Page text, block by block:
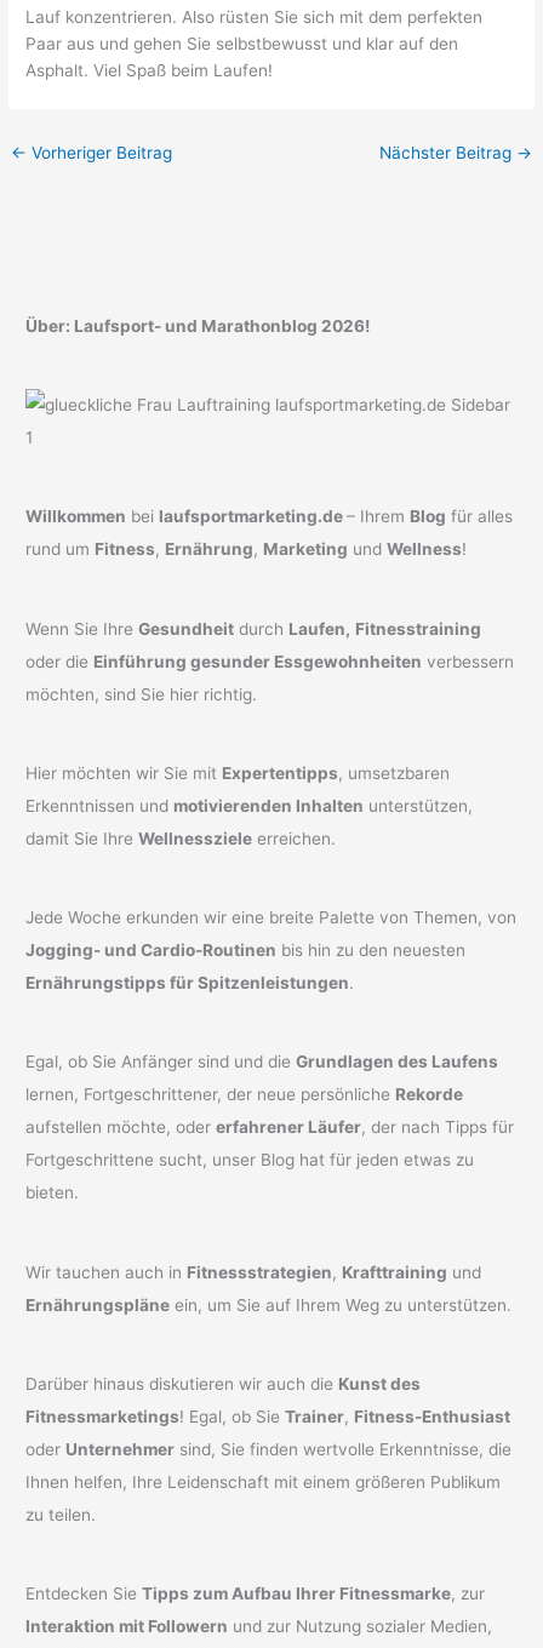
Lauf konzentrieren. Also rüsten Sie sich mit dem perfekten
Paar aus und gehen Sie selbstbewusst und klar auf den
Asphalt. Viel Spaß beim Laufen!
← Vorheriger Beitrag Nächster Beitrag →
Über: Laufsport- und Marathonblog 2026!
Willkommen bei laufsportmarketing.de– Ihrem Blog für alles
rund um Fitness, Ernährung, Marketing undWellness!
Wenn Sie IhreGesundheit durch Laufen, Fitnesstraining
oder die Einführung gesunder Essgewohnheiten verbessern
möchten, sind Sie hier richtig.
Hier möchten wir Sie mit Expertentipps, umsetzbaren
Erkenntnissen und motivierenden Inhalten unterstützen,
damit Sie IhreWellnessziele erreichen.
Jede Woche erkunden wir eine breite Palette von Themen, von
Jogging- und Cardio-Routinen bis hin zu den neuesten
Ernährungstipps für Spitzenleistungen.
Egal, ob Sie Anfänger sind und dieGrundlagen des Laufens
lernen, Fortgeschrittener, der neue persönliche Rekorde
aufstellen möchte, odererfahrener Läufer, der nach Tipps für
Fortgeschrittene sucht, unser Blog hat für jeden etwas zu
bieten.
Wir tauchen auch in Fitnessstrategien, Krafttraining und
Ernährungspläne ein, um Sie auf Ihrem Weg zu unterstützen.
Darüber hinaus diskutieren wir auch die Kunst des
Fitnessmarketings! Egal, ob SieTrainer, Fitness-Enthusiast
oder Unternehmer sind, Sie finden wertvolle Erkenntnisse, die
Ihnen helfen, Ihre Leidenschaft mit einem größeren Publikum
zu teilen.
Entdecken SieTipps zum Aufbau Ihrer Fitnessmarke, zur
Interaktion mit Followern und zur Nutzung sozialer Medien,